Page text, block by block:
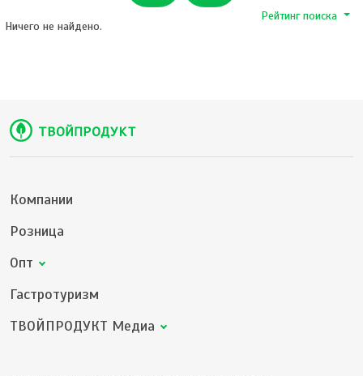
Рейтинг поиска
Ничего не найдено.
Компании
Розница
Опт
Гастротуризм
ТВОЙПРОДУКТ Медиа